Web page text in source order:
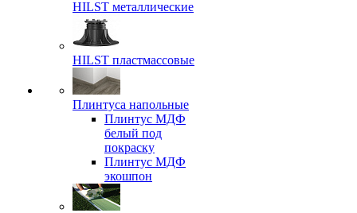
HILST металлические
HILST пластмассовые
Плинтуса напольные
Плинтус МДФ
белый под
покраску
Плинтус МДФ
экошпон